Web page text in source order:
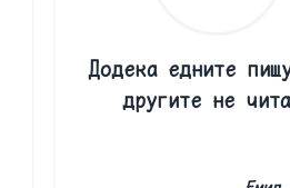
Додека едните
другите не